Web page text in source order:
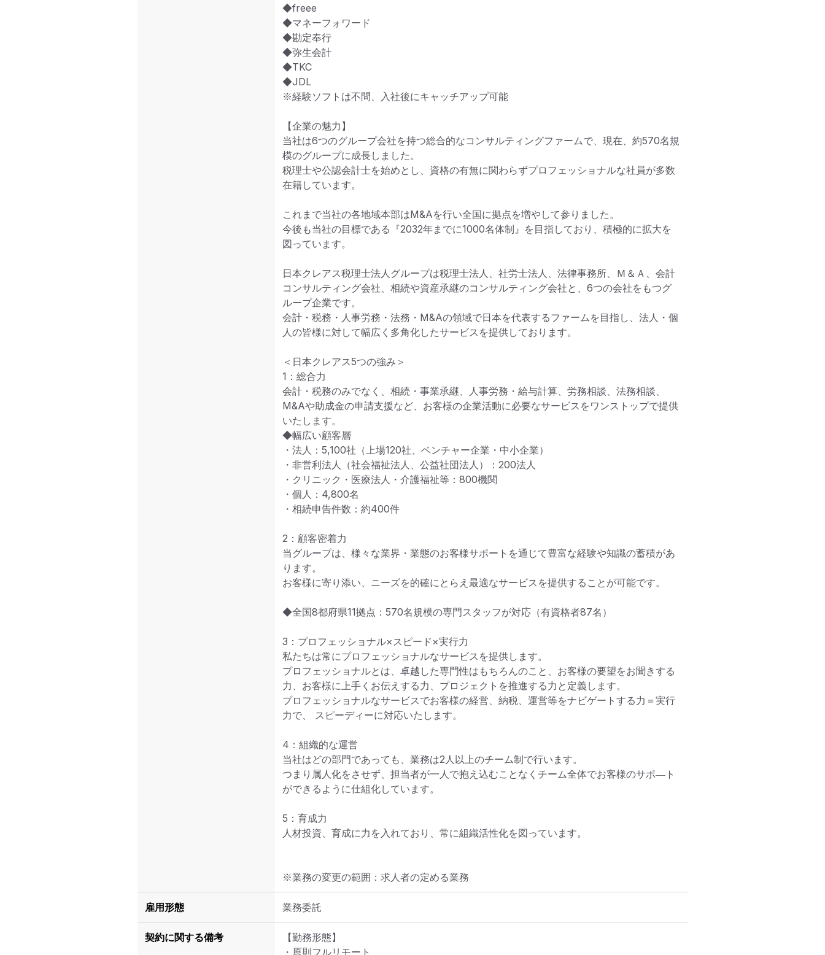
◆freee
◆マネーフォワード
◆勘定奉行
◆弥生会計
◆TKC
◆JDL
※経験ソフトは不問、入社後にキャッチアップ可能
【企業の魅力】
当社は6つのグループ会社を持つ総合的なコンサルティングファームで、現在、約570名規
模のグループに成長しました。
税理士や公認会計士を始めとし、資格の有無に関わらずプロフェッショナルな社員が多数
在籍しています。
これまで当社の各地域本部はM&Aを行い全国に拠点を増やして参りました。
今後も当社の目標である『2032年までに1000名体制』を目指しており、積極的に拡大を
図っています。
日本クレアス税理士法人グループは税理士法人、社労士法人、法律事務所、Ｍ＆Ａ、会計
コンサルティング会社、相続や資産承継のコンサルティング会社と、6つの会社をもつグ
ループ企業です。
会計・税務・人事労務・法務・M&Aの領域で日本を代表するファームを目指し、法人・個
人の皆様に対して幅広く多角化したサービスを提供しております。
＜日本クレアス5つの強み＞
1：総合力
会計・税務のみでなく、相続・事業承継、人事労務・給与計算、労務相談、法務相談、
M&Aや助成金の申請支援など、お客様の企業活動に必要なサービスをワンストップで提供
いたします。
◆幅広い顧客層
・法人：5,100社（上場120社、ベンチャー企業・中小企業）
・非営利法人（社会福祉法人、公益社団法人）：200法人
・クリニック・医療法人・介護福祉等：800機関
・個人：4,800名
・相続申告件数：約400件
2：顧客密着力
当グループは、様々な業界・業態のお客様サポートを通じて豊富な経験や知識の蓄積があ
ります。
お客様に寄り添い、ニーズを的確にとらえ最適なサービスを提供することが可能です。
◆全国8都府県11拠点：570名規模の専門スタッフが対応（有資格者87名）
3：プロフェッショナル×スピード×実行力
私たちは常にプロフェッショナルなサービスを提供します。
プロフェッショナルとは、卓越した専門性はもちろんのこと、お客様の要望をお聞きする
力、お客様に上手くお伝えする力、プロジェクトを推進する力と定義します。
プロフェッショナルなサービスでお客様の経営、納税、運営等をナビゲートする力＝実行
力で、 スピーディーに対応いたします。
4：組織的な運営
当社はどの部門であっても、業務は2人以上のチーム制で行います。
つまり属人化をさせず、担当者が一人で抱え込むことなくチーム全体でお客様のサポ―ト
ができるように仕組化しています。
5：育成力
人材投資、育成に力を入れており、常に組織活性化を図っています。
※業務の変更の範囲：求人者の定める業務
雇用形態 業務委託
契約に関する備考
【勤務形態】
・原則フルリモート